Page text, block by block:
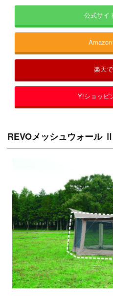
公式サイ
楽天
Y!ショッピ
REVOメッシュウォール